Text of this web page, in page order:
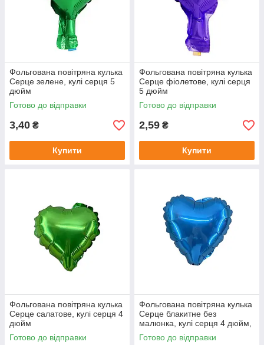
Фольгована повітряна кулька
Серце зелене, кулі серця 5
дюйм
Готово до відправки
3,40 ₴
Купити
Фольгована повітряна кулька
Серце фіолетове, кулі серця
5 дюйм
Готово до відправки
2,59 ₴
Купити
Фольгована повітряна кулька
Серце салатове, кулі серця 4
дюйм
Готово до відправки
Фольгована повітряна кулька
Серце блакитне без
малюнка, кулі серця 4 дюйм,
Китай
Готово до відправки